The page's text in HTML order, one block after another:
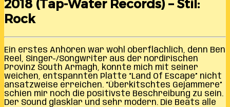
2018 (Tap-Water Records) – Stil:
Rock
Ein erstes Anhören war wohl oberflächlich, denn Ben
Reel, Singer-/Songwriter aus der nordirischen
Provinz South Armagh, konnte mich mit seiner
weichen, entspannten Platte “Land Of Escape” nicht
ansatzweise erreichen. “Überkitschtes Gejammere”
schien mir noch die positivste Beschreibung zu sein.
Der Sound glasklar und sehr modern. Die Beats alle